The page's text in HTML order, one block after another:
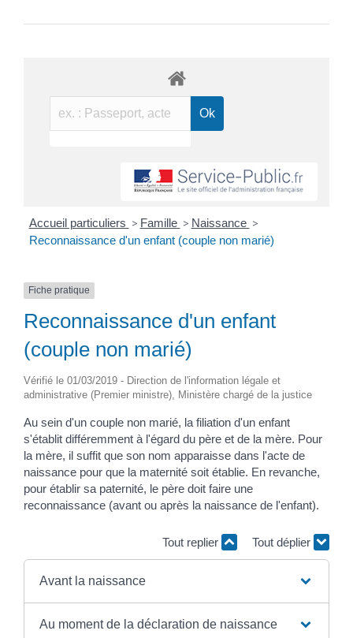
Accueil particuliers > Famille > Naissance >
Reconnaissance d'un enfant (couple non marié)
Fiche pratique
Reconnaissance d'un enfant
(couple non marié)
Vérifié le 01/03/2019 - Direction de l'information légale et
administrative (Premier ministre), Ministère chargé de la justice
Au sein d'un couple non marié, la filiation d'un enfant
s'établit différemment à l'égard du père et de la mère. Pour
la mère, il suffit que son nom apparaisse dans l'acte de
naissance pour que la maternité soit établie. En revanche,
pour établir sa paternité, le père doit faire une
reconnaissance (avant ou après la naissance de l'enfant).
Tout replier Tout déplier
Avant la naissance
Au moment de la déclaration de naissance